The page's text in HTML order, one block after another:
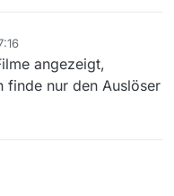
angezeigt,
nur den Auslöser